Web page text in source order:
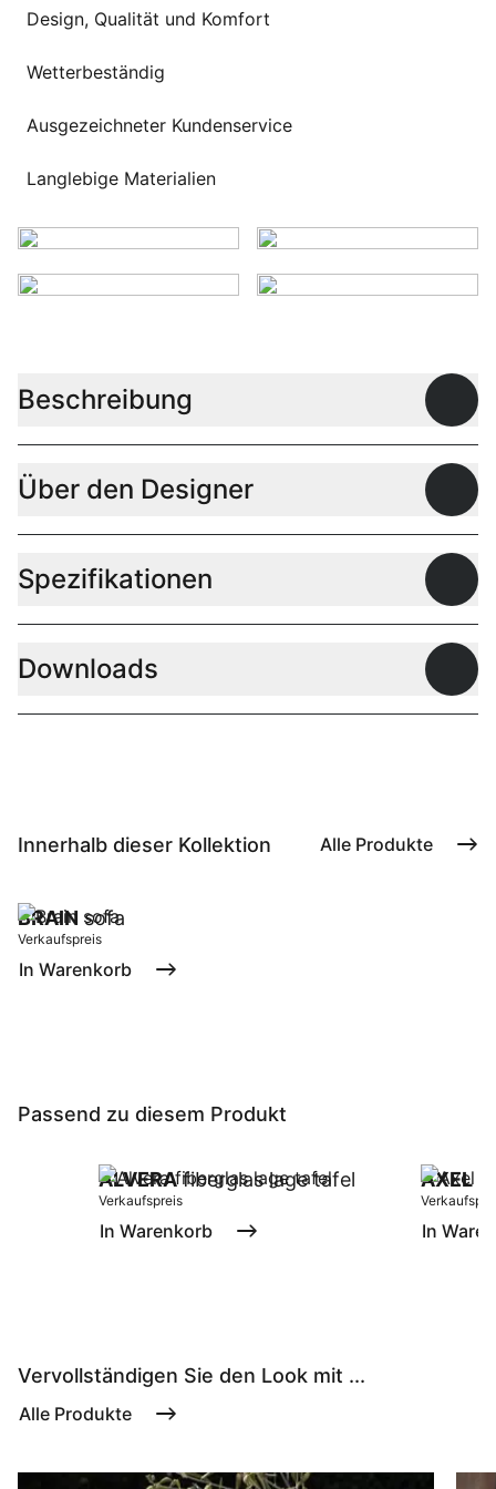
Uber uns
Design, Qualität und Komfort
Wetterbeständig
Ausgezeichneter Kundenservice
Langlebige Materialien
Beschreibung
Über den Designer
Spezifikationen
Downloads
Innerhalb dieser Kollektion Alle Produkte
BRAIN sofa
Verkaufspreis
In Warenkorb
Passend zu diesem Produkt
ALVERAfiberglas lage tafel
Verkaufspreis
In Warenkorb
AXEL
In
Vervollständigen Sie den Look mit ...
Alle Produkte